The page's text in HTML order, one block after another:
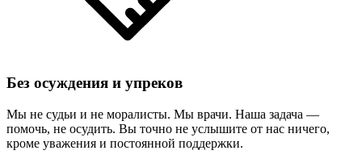
Без осуждения и упреков
Мы не судьи и не моралисты. Мы врачи. Наша задача —
помочь, не осудить. Вы точно не услышите от нас ничего,
кроме уважения и постоянной поддержки.